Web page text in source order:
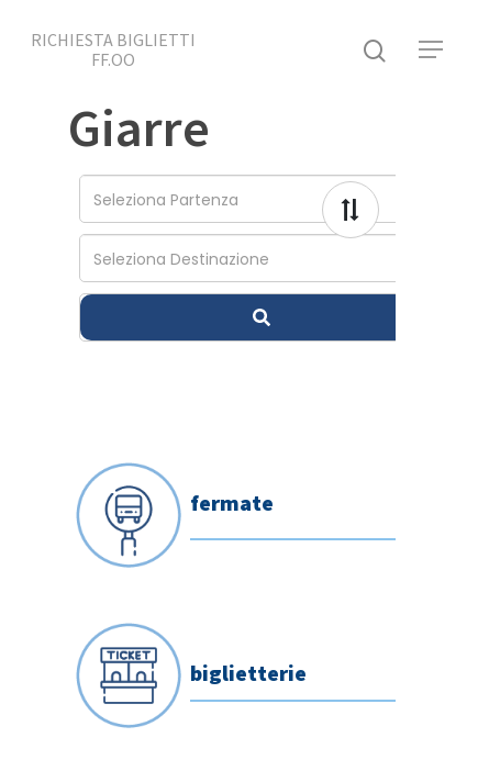
RICHIESTA BIGLIETTI
FF.OO
Giarre
fermate
biglietterie